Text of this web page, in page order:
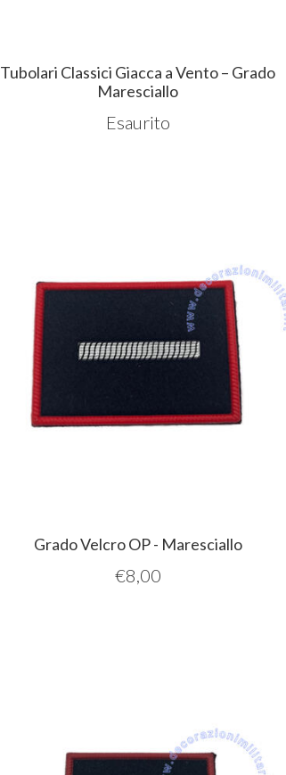
Tubolari Classici Giacca a Vento – Grado
Maresciallo
Esaurito
Grado Velcro OP - Maresciallo
€8,00